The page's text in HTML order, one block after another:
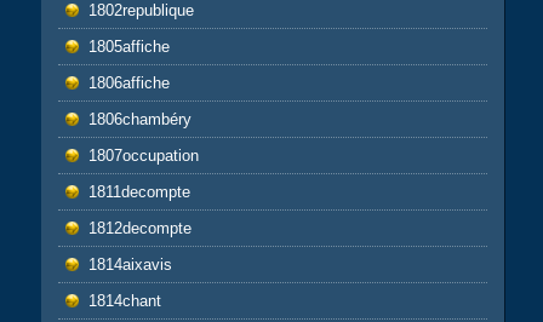
1802republique
1805affiche
1806affiche
1806chambéry
1807occupation
1811decompte
1812decompte
1814aixavis
1814chant